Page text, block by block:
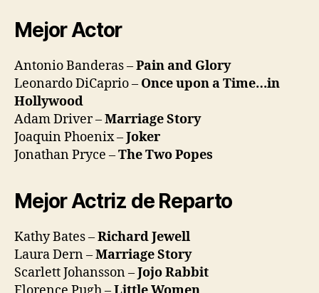
Mejor Actor
Antonio Banderas –Pain and Glory
Leonardo DiCaprio – Once upon a Time…in
Hollywood
Adam Driver –Marriage Story
Joaquin Phoenix –Joker
Jonathan Pryce –The Two Popes
Mejor Actriz de Reparto
Kathy Bates –Richard Jewell
Laura Dern –Marriage Story
Scarlett Johansson –Jojo Rabbit